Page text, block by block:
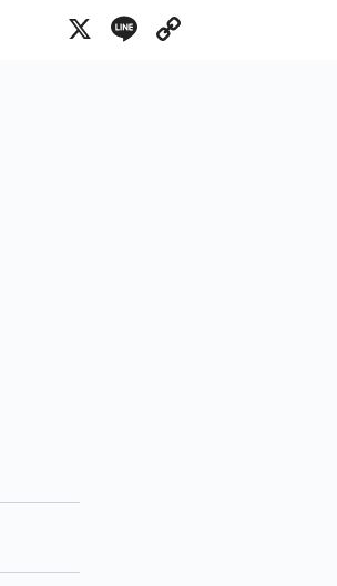
ね
X Line